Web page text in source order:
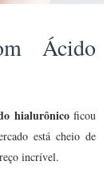
Ácido
hialurônicoficou
está cheio de
incrível.